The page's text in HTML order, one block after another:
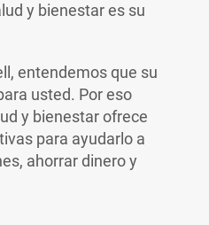
y bienestar es su
entendemos que su
usted. Por eso
y bienestar ofrece
para ayudarlo a
ahorrar dinero y